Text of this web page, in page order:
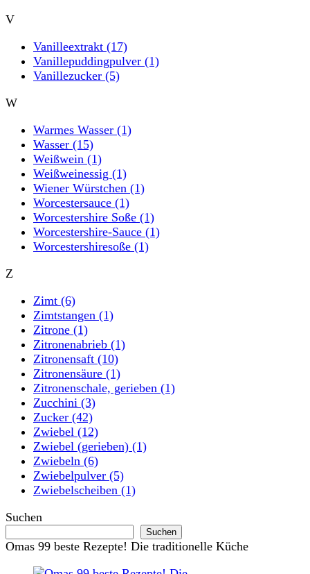
V
Vanilleextrakt (17)
Vanillepuddingpulver (1)
Vanillezucker (5)
W
Warmes Wasser (1)
Wasser (15)
Weißwein (1)
Weißweinessig (1)
Wiener Würstchen (1)
Worcestersauce (1)
Worcestershire Soße (1)
Worcestershire-Sauce (1)
Worcestershiresoße (1)
Z
Zimt (6)
Zimtstangen (1)
Zitrone (1)
Zitronenabrieb (1)
Zitronensaft (10)
Zitronensäure (1)
Zitronenschale, gerieben (1)
Zucchini (3)
Zucker (42)
Zwiebel (12)
Zwiebel (gerieben) (1)
Zwiebeln (6)
Zwiebelpulver (5)
Zwiebelscheiben (1)
Suchen
Suchen
Omas 99 beste Rezepte! Die traditionelle Küche